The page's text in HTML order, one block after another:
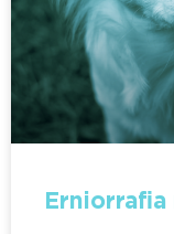
Erniorrafia